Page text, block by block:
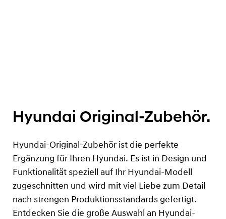
Hyundai Original-Zubehör.
Hyundai-Original-Zubehör ist die perfekte
Ergänzung für Ihren Hyundai. Es ist in Design und
Funktionalität speziell auf Ihr Hyundai-Modell
zugeschnitten und wird mit viel Liebe zum Detail
nach strengen Produktionsstandards gefertigt.
Entdecken Sie die große Auswahl an Hyundai-